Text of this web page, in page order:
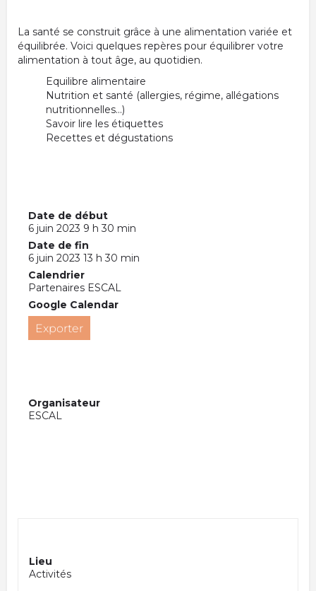
La santé se construit grâce à une alimentation variée et
équilibrée. Voici quelques repères pour équilibrer votre
alimentation à tout âge, au quotidien.
Equilibre alimentaire
Nutrition et santé (allergies, régime, allégations
nutritionnelles…)
Savoir lire les étiquettes
Recettes et dégustations
Date de début
6 juin 2023 9 h 30 min
Date de fin
6 juin 2023 13 h 30 min
Calendrier
Partenaires ESCAL
Google Calendar
Exporter
Organisateur
ESCAL
Lieu
Activités